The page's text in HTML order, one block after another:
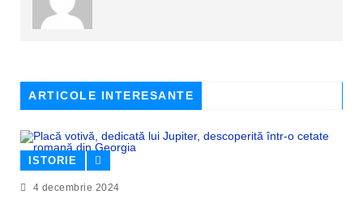
ARTICOLE INTERESANTE
ISTORIE
4 decembrie 2024